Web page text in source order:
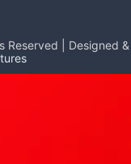
Reserved | Designed &